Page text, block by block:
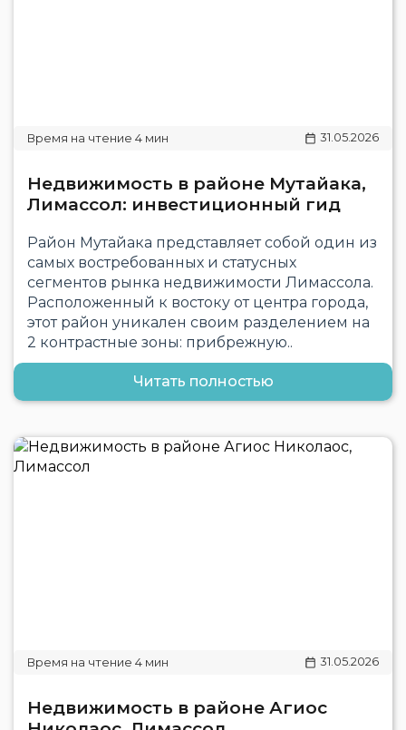
31.05.2026
Недвижимость в районе Мутайака,
Лимассол: инвестиционный гид
Район Мутайака представляет собой один из
самых востребованных и статусных
сегментов рынка недвижимости Лимассола.
Расположенный к востоку от центра города,
этот район уникален своим разделением на
2 контрастные зоны: прибрежную..
Читать полностью
31.05.2026
Недвижимость в районе Агиос